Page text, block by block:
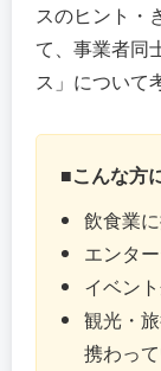
スのヒント・
て、事業者同
ス」について
■こんな方
飲食業
エンタ
イベン
観光・
携わっ